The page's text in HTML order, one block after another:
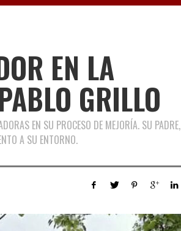
EN LA
GRILLO
EN SU PROCESO DE MEJORÍA. SU PADRE,
A SU ENTORNO.